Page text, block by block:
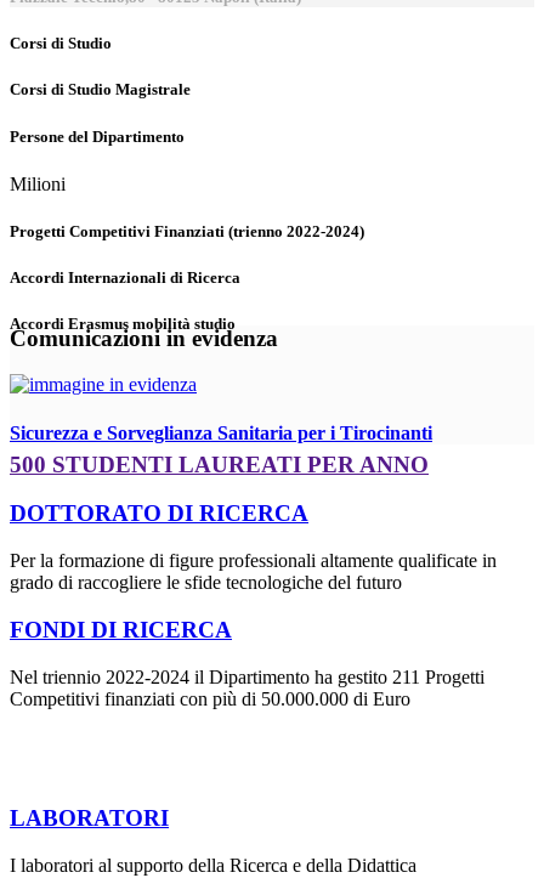
Corsi di Studio
Corsi di Studio Magistrale
Persone del Dipartimento
Milioni
Progetti Competitivi Finanziati (trienno 2022-2024)
Accordi Internazionali di Ricerca
Accordi Erasmus mobilità studio
Comunicazioni in evidenza
Sicurezza e Sorveglianza Sanitaria per i Tirocinanti
500 STUDENTI LAUREATI PER ANNO
DOTTORATO DI RICERCA
Per la formazione di figure professionali altamente qualificate in
grado di raccogliere le sfide tecnologiche del futuro
FONDI DI RICERCA
Nel triennio 2022-2024 il Dipartimento ha gestito 211 Progetti
Competitivi finanziati con più di 50.000.000 di Euro
LABORATORI
I laboratori al supporto della Ricerca e della Didattica